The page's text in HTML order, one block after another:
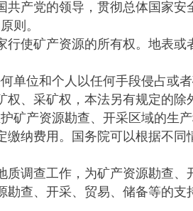
党的领导，贯彻总体国家安
则。
矿产资源的所有权。地表或
位和个人以任何手段侵占或者
、采矿权，本法另有规定的除
产资源勘查、开采区域的生产
费用。国务院可以根据不同
查工作，为矿产资源勘查、
、开采、贸易、储备等的支